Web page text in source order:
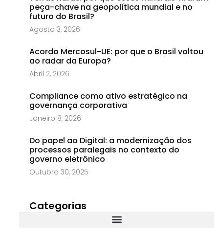
peça-chave na geopolítica mundial e no
futuro do Brasil?
Agosto 3, 2026
Acordo Mercosul-UE: por que o Brasil voltou
ao radar da Europa?
Abril 2, 2026
Compliance como ativo estratégico na
governança corporativa
Janeiro 8, 2026
Do papel ao Digital: a modernização dos
processos paralegais no contexto do
governo eletrônico
Outubro 30, 2025
Categorias